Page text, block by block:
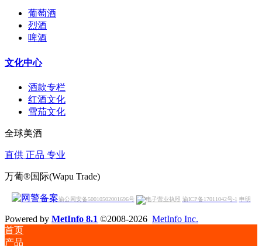
葡萄酒
烈酒
啤酒
文化中心
酒款专栏
红酒文化
雪茄文化
全球美酒
直供 正品 专业
万葡®国际(Wapu Trade)
渝公网安备50010502001696号 渝ICP备17011042号-1 申明
Powered by MetInfo 8.1 ©2008-2026 MetInfo Inc.
首页
产品